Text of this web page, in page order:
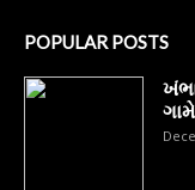
POPULAR POSTS